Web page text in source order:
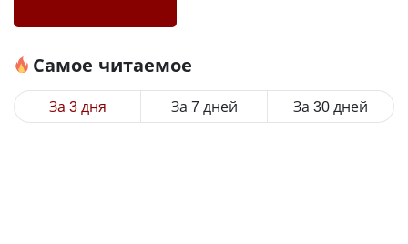
Самое читаемое
За 3 дня За 7 дней За 30 дней